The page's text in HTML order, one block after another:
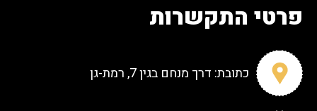
פרטי התקשרות
כתובת: דרך מנחם בגין 7, רמת-גן